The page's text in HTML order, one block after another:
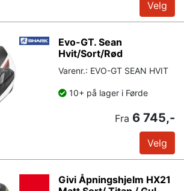
Velg
Evo-GT. Sean
Hvit/Sort/Rød
Varenr.: EVO-GT SEAN HVIT
10+ på lager i Førde
Fra 6 745,-
Velg
Givi Åpningshjelm HX21